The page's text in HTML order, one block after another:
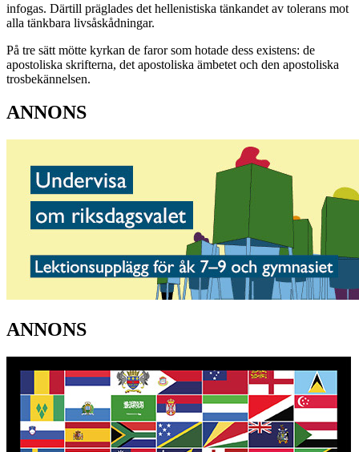
infogas. Därtill präglades det hellenistiska tänkandet av tolerans mot
alla tänkbara livsåskådningar.
På tre sätt mötte kyrkan de faror som hotade dess existens: de
apostoliska skrifterna, det apostoliska ämbetet och den apostoliska
trosbekännelsen.
ANNONS
ANNONS